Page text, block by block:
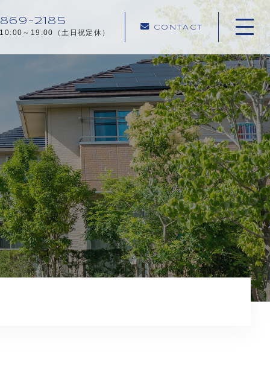
2185
～19:00（土日祝定休）
CONTACT
ホーム
当社について
ご相談事例
不動産売却メニュー
お客様の声
売却の流れ
よくある質問
お知らせ
コンテンツ